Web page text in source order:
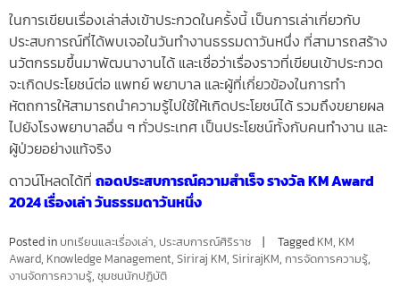
ในการเขียนเรื่องเล่าส่งเข้าประกวดในครั้งนี้ เป็นการเล่าเกี่ยวกับ
ประสบการณ์ที่ได้พบเจอในวันทำงานธรรมดาวันหนึ่ง ที่สามารถสร้าง
นวัตกรรมขึ้นมาพัฒนางานได้ และเชื่อว่าเรื่องราวที่เขียนเข้าประกวด
จะเกิดประโยชน์ต่อ แพทย์ พยาบาล และผู้ที่เกี่ยวข้องในการทำ
หัตถการให้สามารถนำความรู้ไปใช้ให้เกิดประโยชน์ได้ รวมถึงขยายผล
ไปยังโรงพยาบาลอื่น ๆ ทั่วประเทศ เป็นประโยชน์ทั้งกับคนทำงาน และ
ผู้ป่วยอย่างแท้จริง
ดาวน์โหลดได้ที่ ถอดประสบการณ์ความสำเร็จ รางวัล KM Award
2024 เรื่องเล่า วันธรรมดาวันหนึ่ง
Posted in บทเรียนและเรื่องเล่า, ประสบการณ์ศิริราช Tagged KM, KM
Award, Knowledge Management, Siriraj KM, SirirajKM, การจัดการความรู้,
งานจัดการความรู้, ชุมชนนักปฏิบัติ